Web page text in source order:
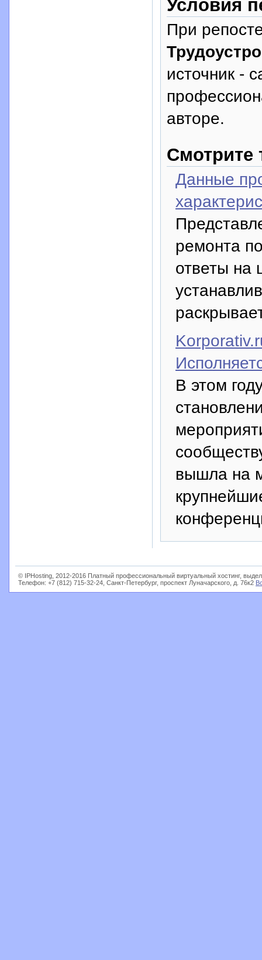
Условия
При
источник -
авторе.
Смотрите
Данные
ремонта
ответы на
В этом
вышла на
© IPHosting, 2012-2016 Платный профессиональный виртуальный хостинг,
Телефон: +7 (812) 715-32-24, Санкт-Петербург, проспект Луначарского, д. 76к2